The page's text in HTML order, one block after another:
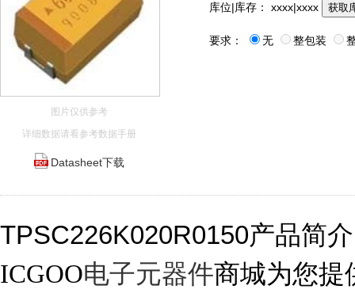
图片仅供参考
详细数据请看参考数据手册
Datasheet下载
库位|库存： xxxx|xxxx 获取
要求： 无 整包装
TPSC226K020R0150产品简
ICGOO电子元器件商城为您提